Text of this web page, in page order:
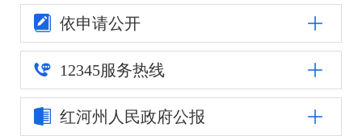
自然资源
公安司法
重点领域信息公开
依申请公开
12345服务热线
红河州人民政府公报